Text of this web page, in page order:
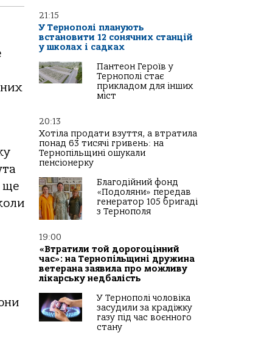
ще
21:15
У Тернополі планують
встановити 12 сонячних станцій
у школах і садках
Пантеон Героїв у
Тернополі стає
прикладом для інших
міст
20:13
Хотіла продати взуття, а втратила
понад 63 тисячі гривень: на
Тернопільщині ошукали
пенсіонерку
Благодійний фонд
«Подоляни» передав
генератор 105 бригаді
з Тернополя
19:00
«Втратили той дорогоцінний
час»: на Тернопільщині дружина
ветерана заявила про можливу
лікарську недбалість
У Тернополі чоловіка
засудили за крадіжку
газу під час воєнного
стану